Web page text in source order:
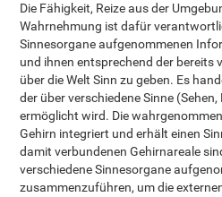
Die Fähigkeit, Reize aus der
Wahrnehmung ist dafür
Sinnesorgane aufgenommenen
und ihnen entsprechend der bereits
über die Welt Sinn zu geben. Es
der über verschiedene Sinne
ermöglicht wird. Die
Gehirn integriert und erhält einen
damit verbundenen Gehirnareale
verschiedene Sinnesorgane
zusammenzuführen, um die